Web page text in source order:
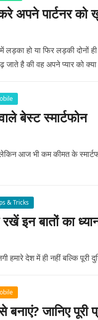
अपने पार्टनर को
लड़का हो या फिर लड़की
है की वह अपने प्यार को
बेस्ट स्मार्टफोन
आज भी कम कीमत के
& Tricks
इन बातों का
देश में ही नहीं बल्कि पूरी
जानिए पूरी